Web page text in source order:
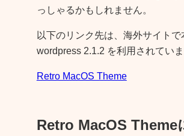
っしゃるかもしれません。
以下のリンク先は、海外サイトで
wordpress 2.1.2 を利用されていま
Retro MacOS Theme
Retro MacOS Theme